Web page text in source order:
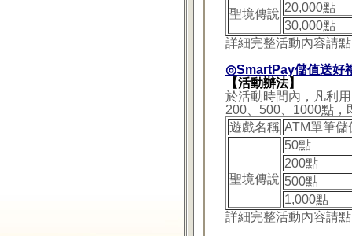
聖境傳說 20,000點
30,000點
詳細完整活動內容請點
◎SmartPay儲值送好
【活動辦法】
於活動時間內，凡利用
200、500、1000點，
遊戲名稱 ATM單筆儲
聖境傳說
50點
200點
500點
1,000點
詳細完整活動內容請點